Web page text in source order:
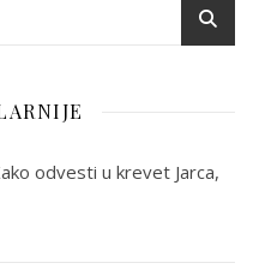
odvesti u krevet Jarca,